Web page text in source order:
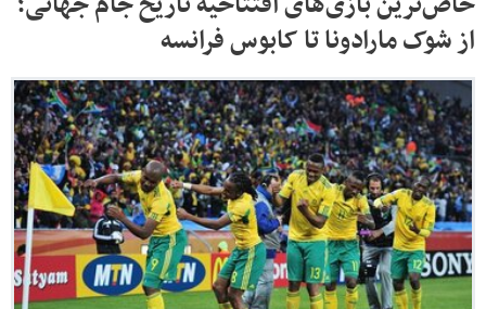
از شوک مارادونا تا کابوس فرانسه